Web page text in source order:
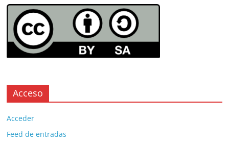
Acceso
Acceder
Feed de entradas